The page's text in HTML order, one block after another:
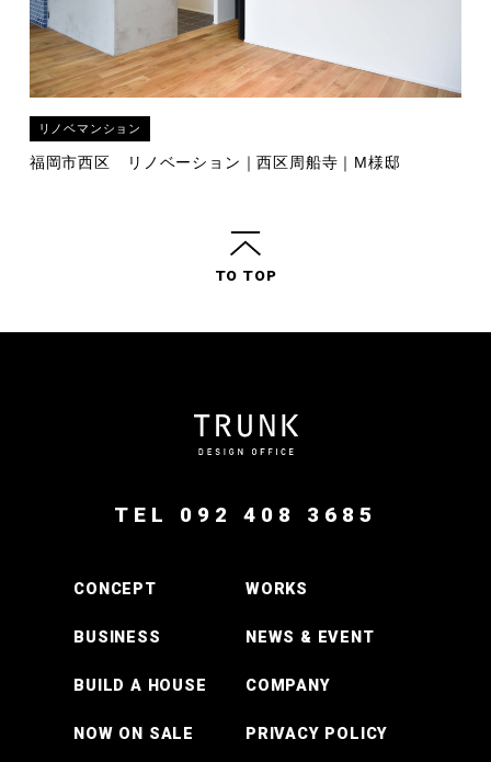
リノベマンション
福岡市西区 リノベーション｜西区周船寺｜M様邸
TO TOP
TEL 092 408 3685
CONCEPT
BUSINESS
BUILD A HOUSE
NOW ON SALE
WORKS
NEWS & EVENT
COMPANY
PRIVACY POLICY